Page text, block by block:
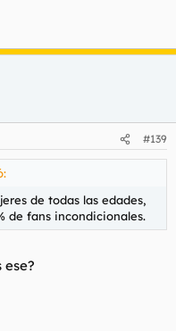
#139
de todas las edades,
de fans incondicionales.